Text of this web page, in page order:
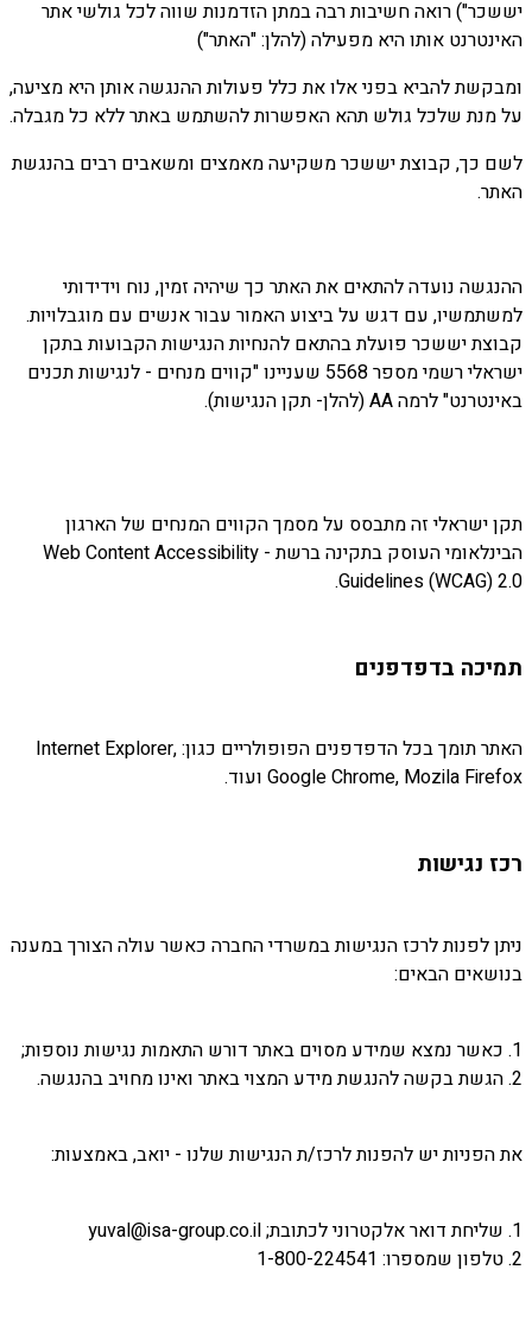
יששכר") רואה חשיבות רבה במתן הזדמנות שווה לכל גולשי אתר
האינטרנט אותו היא מפעילה (להלן: "האתר")
ומבקשת להביא בפני אלו את כלל פעולות ההנגשה אותן היא מציעה,
על מנת שלכל גולש תהא האפשרות להשתמש באתר ללא כל מגבלה.
לשם כך, קבוצת יששכר משקיעה מאמצים ומשאבים רבים בהנגשת
האתר.
ההנגשה נועדה להתאים את האתר כך שיהיה זמין, נוח וידידותי
למשתמשיו, עם דגש על ביצוע האמור עבור אנשים עם מוגבלויות.
קבוצת יששכר פועלת בהתאם להנחיות הנגישות הקבועות בתקן
ישראלי רשמי מספר 5568 שעניינו "קווים מנחים - לנגישות תכנים
באינטרנט" לרמה AA (להלן- תקן הנגישות).
תקן ישראלי זה מתבסס על מסמך הקווים המנחים של הארגון
הבינלאומי העוסק בתקינה ברשת - Web Content Accessibility
Guidelines (WCAG) 2.0.
תמיכה בדפדפנים
האתר תומך בכל הדפדפנים הפופולריים כגון: Internet Explorer,
Google Chrome, Mozila Firefox ועוד.
רכז נגישות
ניתן לפנות לרכז הנגישות במשרדי החברה כאשר עולה הצורך במענה
בנושאים הבאים:
1. כאשר נמצא שמידע מסוים באתר דורש התאמות נגישות נוספות;
2. הגשת בקשה להנגשת מידע המצוי באתר ואינו מחויב בהנגשה.
את הפניות יש להפנות לרכז/ת הנגישות שלנו - יואב, באמצעות:
1. שליחת דואר אלקטרוני לכתובת; yuval@isa-group.co.il
2. טלפון שמספרו: 1-800-224541